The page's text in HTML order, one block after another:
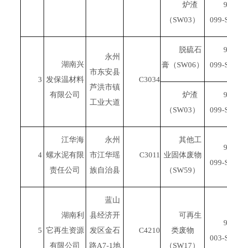
炉渣
（SW03）
099-
3
湖南兴
发保温材料
有限公司
永州
市东安县
芦洪市镇
工业大道
C3034
脱硫石
膏（SW06）
099-
炉渣
（SW03）
099-
4
江华海
螺水泥有限
责任公司
永州
市江华瑶
族自治县
C3011
其他工
业固体废物
（SW59）
099-
5
湖南利
它再生资源
有限公司
蓝山
县经济开
发区金石
路A7-1地
C4210
可再生
类废物
（SW17）
003-